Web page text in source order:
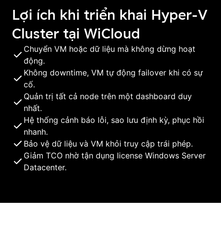
Lợi ích khi triển khai Hyper-V
Cluster tại WiCloud
Chuyển VM hoặc dữ liệu mà không dừng hoạt
động.
Không downtime, VM tự động failover khi có sự
cố.
Quản trị tất cả node trên một dashboard duy
nhất.
Hệ thống cảnh báo lỗi, sao lưu định kỳ, phục hồi
nhanh.
Bảo vệ dữ liệu và VM khỏi truy cập trái phép.
Giảm TCO nhờ tận dụng license Windows Server
Datacenter.